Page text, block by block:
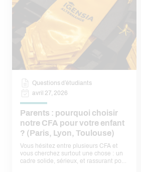
Questions d’étudiants
avril 27, 2026
Parents : pourquoi choisir
notre CFA pour votre enfant
? (Paris, Lyon, Toulouse)
Vous hésitez entre plusieurs CFA et
vous cherchez surtout une chose : un
cadre solide, sérieux, et rassurant pour